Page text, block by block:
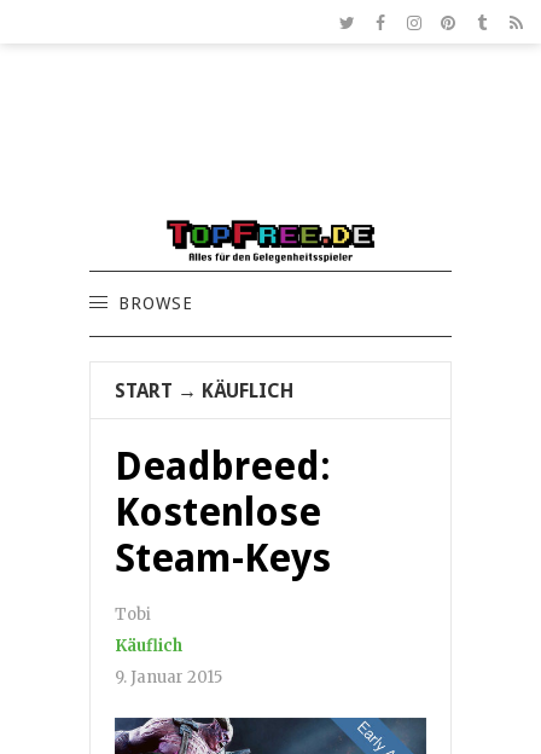
BROWSE
START → KÄUFLICH
Deadbreed:
Kostenlose
Steam-Keys
Tobi
Käuflich
9. Januar 2015